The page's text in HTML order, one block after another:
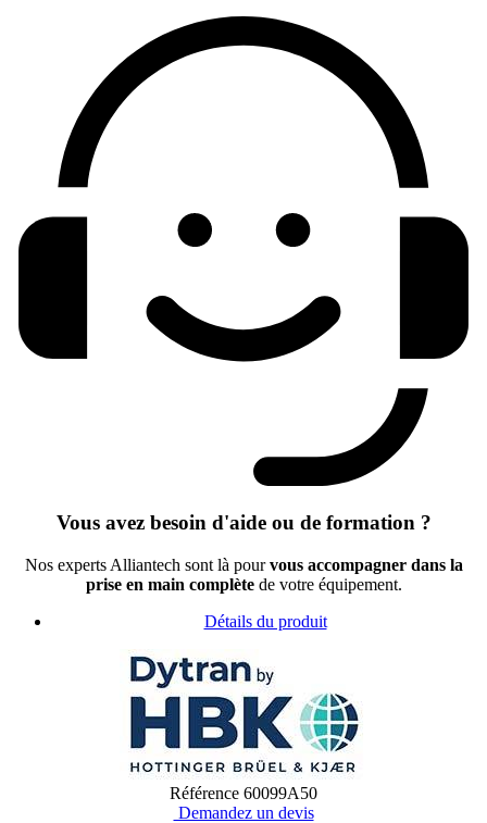
Vous avez besoin d'aide ou de formation ?
Nos experts Alliantech sont là pourvous accompagner dans la
prise en main complètede votre équipement.
Détails du produit
Référence 60099A50
Demandez un devis